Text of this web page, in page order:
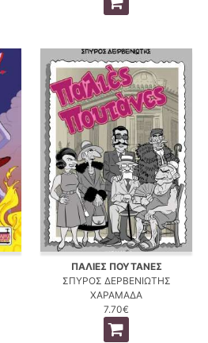
ΠΑΛΙΕΣ ΠΟΥΤΑΝΕΣ
ΣΠΥΡΟΣ ΔΕΡΒΕΝΙΩΤΗΣ
ΧΑΡΑΜΑΔΑ
7.70€